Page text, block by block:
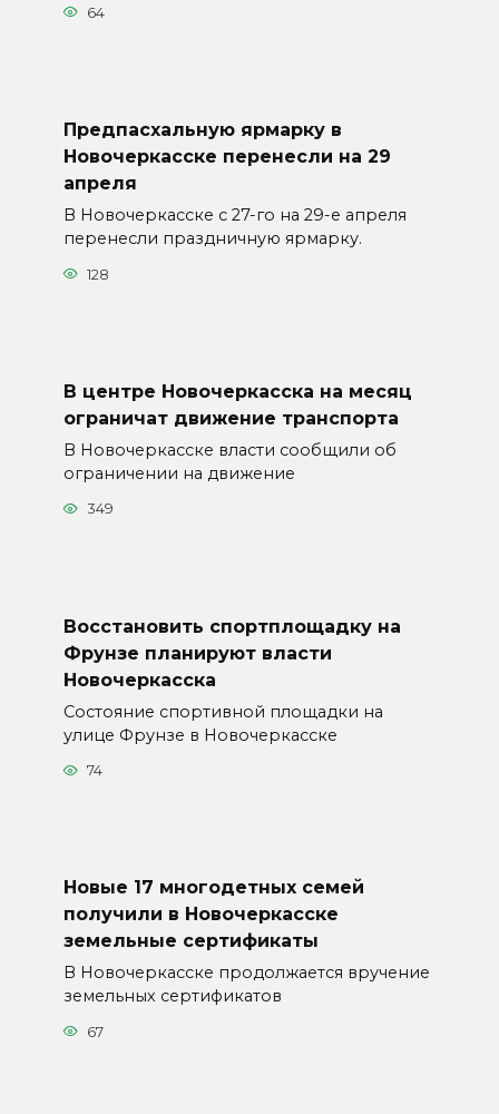
64
Предпасхальную ярмарку в
Новочеркасске перенесли на 29
апреля
В Новочеркасске с 27-го на 29-е апреля
перенесли праздничную ярмарку.
128
В центре Новочеркасска на месяц
ограничат движение транспорта
В Новочеркасске власти сообщили об
ограничении на движение
349
Восстановить спортплощадку на
Фрунзе планируют власти
Новочеркасска
Состояние спортивной площадки на
улице Фрунзе в Новочеркасске
74
Новые 17 многодетных семей
получили в Новочеркасске
земельные сертификаты
В Новочеркасске продолжается вручение
земельных сертификатов
67